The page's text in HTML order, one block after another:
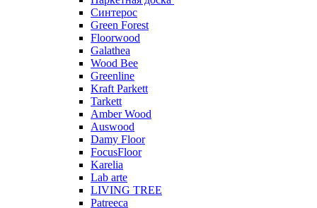
Синтерос
Green Forest
Floorwood
Galathea
Wood Bee
Greenline
Kraft Parkett
Tarkett
Amber Wood
Auswood
Damy Floor
FocusFloor
Karelia
Lab arte
LIVING TREE
Patreeca